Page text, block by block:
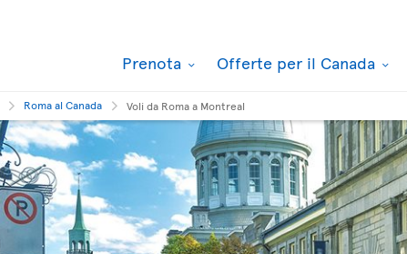
Prenota Offerte per il Canada
Roma al Canada Voli da Roma a Montreal